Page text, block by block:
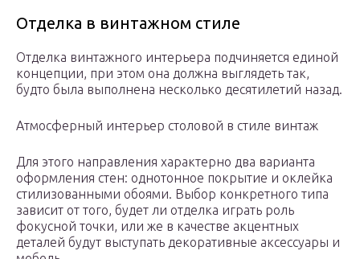
Отделка в винтажном стиле
Отделка винтажного интерьера подчиняется единой
концепции, при этом она должна выглядеть так,
будто была выполнена несколько десятилетий назад.
Атмосферный интерьер столовой в стиле винтаж
Для этого направления характерно два варианта
оформления стен: однотонное покрытие и оклейка
стилизованными обоями. Выбор конкретного типа
зависит от того, будет ли отделка играть роль
фокусной точки, или же в качестве акцентных
деталей будут выступать декоративные аксессуары и